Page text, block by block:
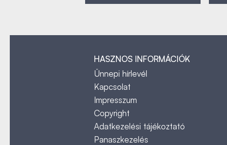
HASZNOS INFORMÁCIÓK
Ünnepi hírlevél
Kapcsolat
Impresszum
Copyright
Adatkezelési tájékoztató
Panaszkezelés